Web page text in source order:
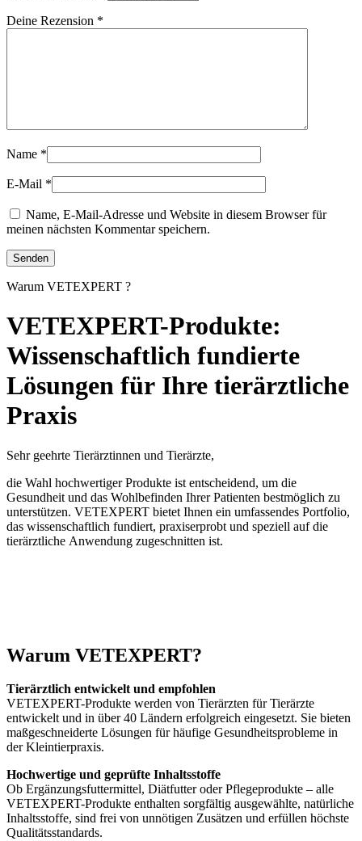
Deine Rezension *
Name *
E-Mail *
Name, E-Mail-Adresse und Website in diesem Browser für
meinen nächsten Kommentar speichern.
Warum VETEXPERT ?
VETEXPERT-Produkte:
Wissenschaftlich fundierte
Lösungen für Ihre tierärztliche
Praxis
Sehr geehrte Tierärztinnen und Tierärzte,
die Wahl hochwertiger Produkte ist entscheidend, um die
Gesundheit und das Wohlbefinden Ihrer Patienten bestmöglich zu
unterstützen. VETEXPERT bietet Ihnen ein umfassendes Portfolio,
das wissenschaftlich fundiert, praxiserprobt und speziell auf die
tierärztliche Anwendung zugeschnitten ist.
Warum VETEXPERT?
Tierärztlich entwickelt und empfohlen
VETEXPERT-Produkte werden von Tierärzten für Tierärzte
entwickelt und in über 40 Ländern erfolgreich eingesetzt. Sie bieten
maßgeschneiderte Lösungen für häufige Gesundheitsprobleme in
der Kleintierpraxis.
Hochwertige und geprüfte Inhaltsstoffe
Ob Ergänzungsfuttermittel, Diätfutter oder Pflegeprodukte – alle
VETEXPERT-Produkte enthalten sorgfältig ausgewählte, natürliche
Inhaltsstoffe, sind frei von unnötigen Zusätzen und erfüllen höchste
Qualitätsstandards.